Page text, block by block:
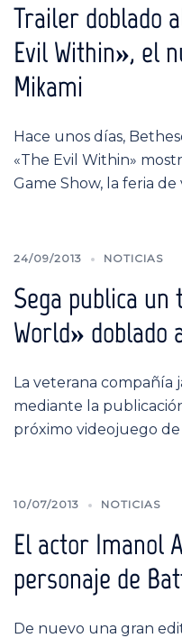
Trailer doblado
Evil Within», el
Mikami
Hace unos días,
«The Evil Within»
Game Show, la feria
24/09/2013 NOTICIAS
Sega publica
World» doblado
La veterana compañía
mediante la
próximo videojuego de
10/07/2013 NOTICIAS
El actor Imanol
personaje de
De nuevo una gran